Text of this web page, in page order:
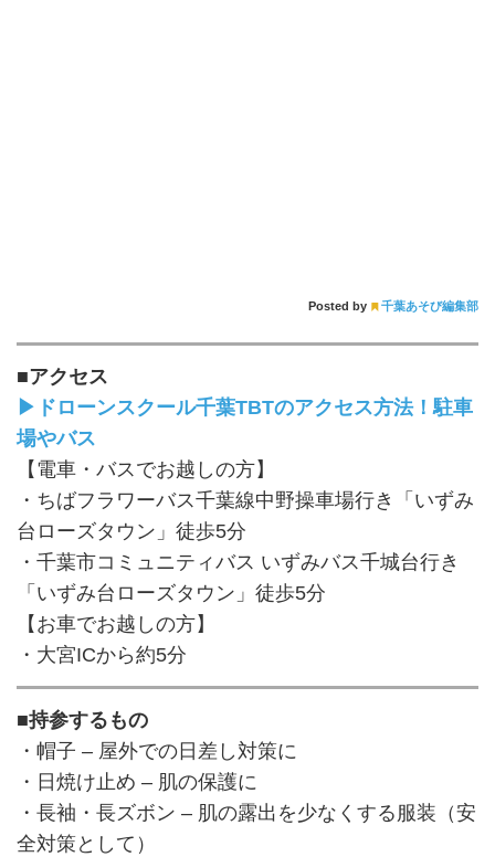
Posted by 千葉あそび編集部
■アクセス
▶ドローンスクール千葉TBTのアクセス方法！駐車
場やバス
【電車・バスでお越しの方】
・ちばフラワーバス千葉線中野操車場行き「いずみ
台ローズタウン」徒歩5分
・千葉市コミュニティバス いずみバス千城台行き
「いずみ台ローズタウン」徒歩5分
【お車でお越しの方】
・大宮ICから約5分
■持参するもの
・帽子 – 屋外での日差し対策に
・日焼け止め – 肌の保護に
・長袖・長ズボン – 肌の露出を少なくする服装（安
全対策として）